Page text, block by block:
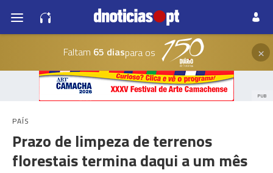
Faltam 65 diaspara os ×
PUB
PAÍS
Prazo de limpeza de terrenos
florestais termina daqui a um mês